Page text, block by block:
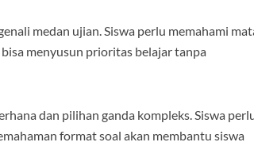
medan ujian. Siswa perlu memahami
menyusun prioritas belajar tanpa
dan pilihan ganda kompleks. Siswa
format soal akan membantu siswa